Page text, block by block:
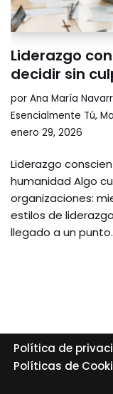
Liderazgo
decidir sin
por Ana María
Esencialmente Tú,
enero 29, 2026
Liderazgo
humanidad Algo
organizaciones:
estilos de
llegado a un
Política de
Políticas de